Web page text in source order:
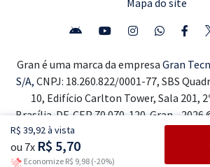
R$ 39,92 à vista
ou 7x R$ 5,70
Economize R$ 9,98 (-20%)
Mapa do site
Gran é uma marca da empresa Gran
S/A, CNPJ: 18.260.822/0001-77, SBS
10, Edifício Carlton Tower, Sala 201,
Brasília-DF, CEP 70.070-120. Gran -